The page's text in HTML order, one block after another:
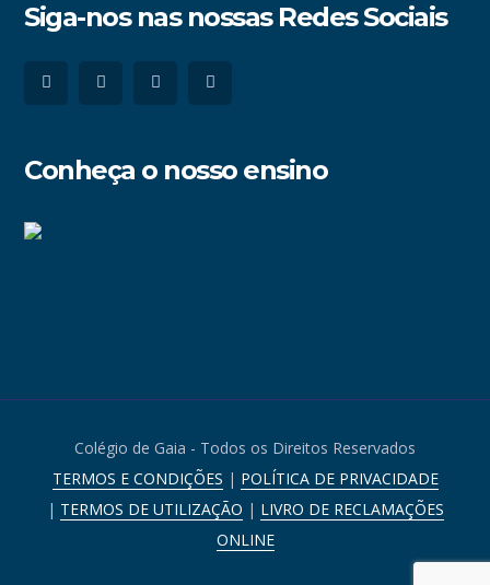
Siga-nos nas nossas Redes Sociais
Conheça o nosso ensino
Colégio de Gaia - Todos os Direitos Reservados
TERMOS E CONDIÇÕES | POLÍTICA DE PRIVACIDADE
| TERMOS DE UTILIZAÇÃO | LIVRO DE RECLAMAÇÕES
ONLINE